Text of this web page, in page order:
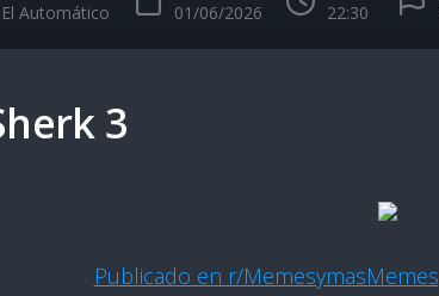
El Automático
01/06/2026
22:30
3
Publicado en r/MemesymasMemes